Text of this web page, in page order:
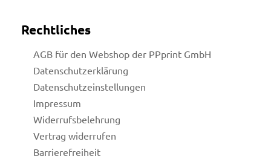
Rechtliches
AGB für den Webshop der PPprint GmbH
Datenschutzerklärung
Datenschutzeinstellungen
Impressum
Widerrufsbelehrung
Vertrag widerrufen
Barrierefreiheit